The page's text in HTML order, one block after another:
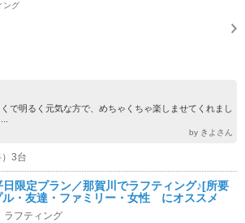
ング
で明るく元気な方で、めちゃくちゃ楽しませてくれまし
by きよさん
3台
日限定プラン／那賀川でラフティング♪[所要
・友達・ファミリー・女性 にオススメ
ラフティング